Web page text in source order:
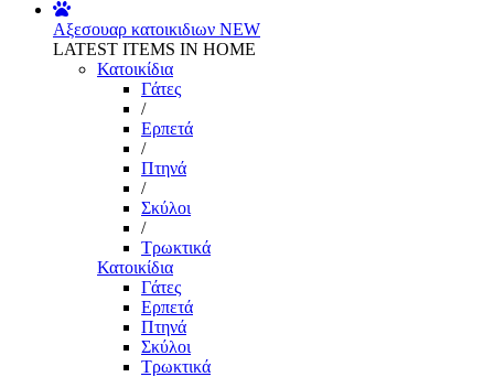
Αξεσουαρ κατοικιδιων NEW
LATEST ITEMS IN HOME
Κατοικίδια
Γάτες
/
Ερπετά
/
Πτηνά
/
Σκύλοι
/
Τρωκτικά
Κατοικίδια
Γάτες
Ερπετά
Πτηνά
Σκύλοι
Τρωκτικά